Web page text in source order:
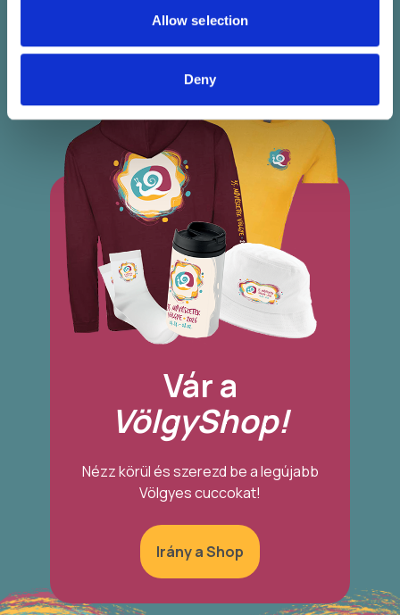
Allow selection
Deny
Vár a
VölgyShop!
Nézz körül és szerezd be a legújabb
Völgyes cuccokat!
Irány a Shop